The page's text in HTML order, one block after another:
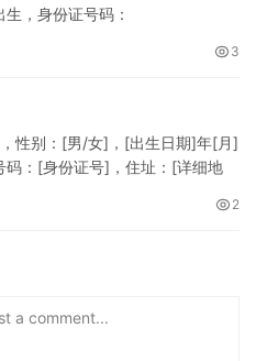
，身份证号码：
3
性别：[男/女]，[出生日期]年[月]
码：[身份证号]，住址：[详细地
2
a comment...